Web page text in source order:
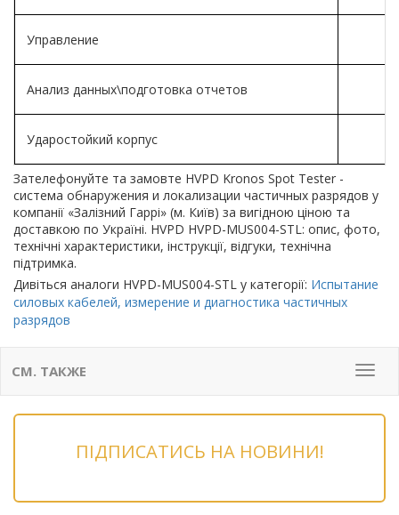
Управление
Анализ данных\подготовка отчетов
Ударостойкий корпус
Зателефонуйте та замовте HVPD Kronos Spot Tester -
система обнаружения и локализации частичных разрядов у
компанії «Залізний Гаррі» (м. Київ) за вигідною ціною та
доставкою по Україні. HVPD HVPD-MUS004-STL: опис, фото,
технічні характеристики, інструкції, відгуки, технічна
підтримка.
Дивіться аналоги HVPD-MUS004-STL у категорії: Испытание
силовых кабелей, измерение и диагностика частичных
разрядов
Меню
СМ. ТАКЖЕ
ПІДПИСАТИСЬ НА НОВИНИ!